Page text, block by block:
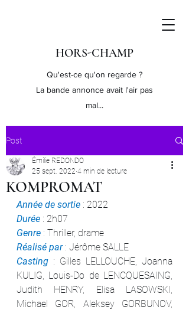
HORS-CHAMP
Qu'est-ce qu'on regarde ?
La bande annonce avait l'air pas
mal...
Post
KOMPROMAT
Émilie REDONDO
25 sept. 2022 4 min de lecture
Année de sortie : 2022
Durée : 2h07
Genre : Thriller, drame
Réalisé par : Jérôme SALLE
Casting : Gilles LELLOUCHE, Joanna
KULIG, Louis-Do de LENCQUESAING,
Judith HENRY, Elisa LASOWSKI,
Michael GOR, Aleksey GORBUNOV,